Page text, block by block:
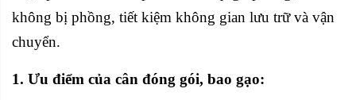
không bị phồng, tiết kiệm không gian lưu trữ và vận
chuyển.
1. Ưu điểm của cân đóng gói, bao gạo: